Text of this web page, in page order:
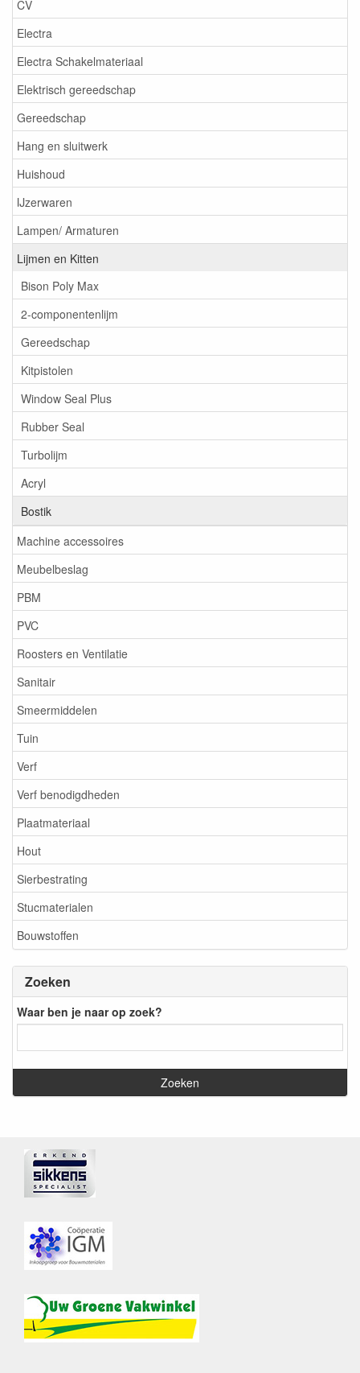
CV
Electra
Electra Schakelmateriaal
Elektrisch gereedschap
Gereedschap
Hang en sluitwerk
Huishoud
IJzerwaren
Lampen/ Armaturen
Lijmen en Kitten
Bison Poly Max
2-componentenlijm
Gereedschap
Kitpistolen
Window Seal Plus
Rubber Seal
Turbolijm
Acryl
Bostik
Machine accessoires
Meubelbeslag
PBM
PVC
Roosters en Ventilatie
Sanitair
Smeermiddelen
Tuin
Verf
Verf benodigdheden
Plaatmateriaal
Hout
Sierbestrating
Stucmaterialen
Bouwstoffen
Zoeken
Waar ben je naar op zoek?